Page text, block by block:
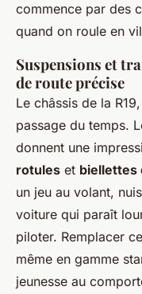
commence par des
quand on roule en
Suspensions et
de route précise
Le châssis de la
passage du temps.
donnent une
rotules et biellettes
un jeu au volant,
voiture qui paraît
piloter. Remplacer
même en gamme
jeunesse au